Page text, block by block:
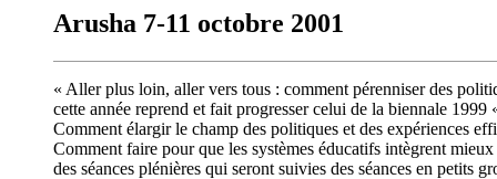
Arusha 7-11 octobre 2001
« Aller plus loin, aller vers tous : comment pérenniser des
cette année reprend et fait progresser celui de la biennale
Comment élargir le champ des politiques et des expériences
Comment faire pour que les systèmes éducatifs intègrent
des séances plénières qui seront suivies des séances en petits